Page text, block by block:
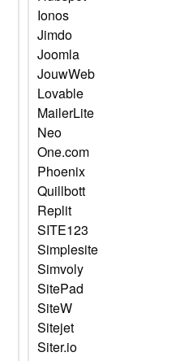
Ionos
Jimdo
Joomla
JouwWeb
Lovable
MailerLite
Neo
One.com
Phoenix
Quillbott
Replit
SITE123
Simplesite
Simvoly
SitePad
SiteW
Sitejet
Siter.io